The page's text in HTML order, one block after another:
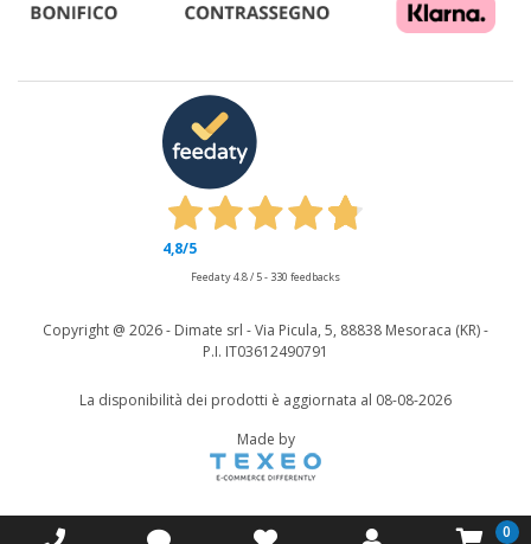
Copyright @ 2026 - Dimate srl - Via Picula, 5, 88838 Mesoraca (KR) -
P.I. IT03612490791
La disponibilità dei prodotti è aggiornata al 08-08-2026
4,8/5
Feedaty4.8/ 5- 330 feedbacks
Made by
0